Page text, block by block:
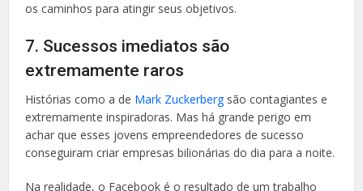
os caminhos para atingir seus objetivos.
7. Sucessos imediatos são
extremamente raros
Histórias como a de Mark Zuckerbergsão contagiantes e
extremamente inspiradoras. Mas há grande perigo em
achar que esses jovens empreendedores de sucesso
conseguiram criar empresas bilionárias do dia para a noite.
Na realidade, o Facebook é o resultado de um trabalho